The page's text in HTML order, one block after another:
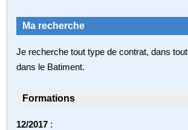
Ma recherche
Je recherche tout type de contrat, dans
dans le Batiment.
Formations
12/2017 :